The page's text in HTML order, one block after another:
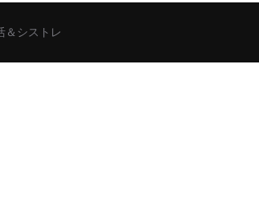
＆シストレ